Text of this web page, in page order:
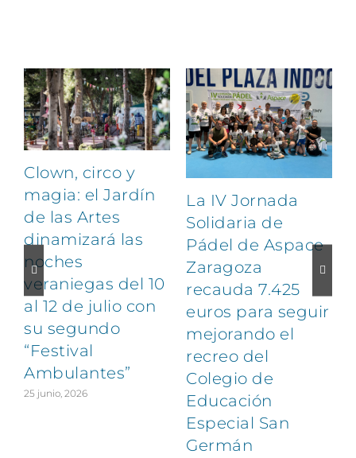
Clown, circo y
magia: el Jardín
de las Artes
dinamizará las
noches
veraniegas del 10
al 12 de julio con
su segundo
“Festival
Ambulantes”
25 junio, 2026
La IV Jornada
Solidaria de
Pádel de Aspace
Zaragoza
recauda 7.425
euros para seguir
mejorando el
recreo del
Colegio de
Educación
Especial San
Germán